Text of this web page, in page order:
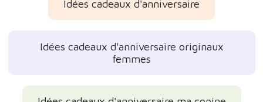
Idées cadeaux d'anniversaire
Idées cadeaux d'anniversaire originaux
femmes